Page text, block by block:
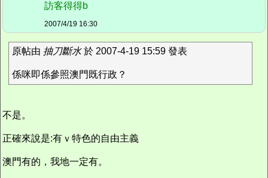
訪客得得b
2007/4/19 16:30
原帖由 抽刀斷水於 2007-4-19 15:59 發表
係咪即係參照澳門既行政？
不是。
正確來說是:有ｖ特色的自由主義
澳門有的，我地一定有。